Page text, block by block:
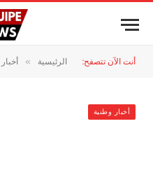
أنت الآن تتصفح: الرئيسية »
أخبار وطنية